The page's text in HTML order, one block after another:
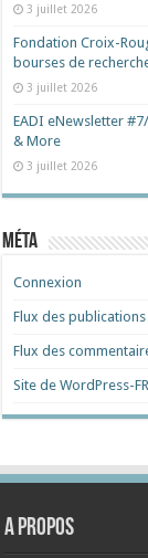
3 juillet 2026
Fondation Croix-
bourses de
3 juillet 2026
EADI eNewsletter
& More
3 juillet 2026
Méta
Connexion
Flux des publications
Flux des
Site de WordPress-FR
A propos